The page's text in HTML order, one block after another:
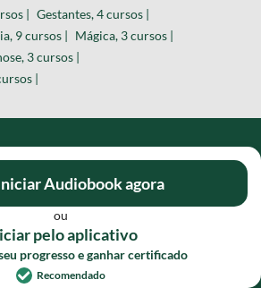
Audiobook agora
ou
pelo aplicativo
progresso e ganhar certificado
Recomendado
|
Gestantes, 4 cursos |
9 cursos |
Mágica, 3 cursos |
3 cursos |
|
cursos de graça com certificados de